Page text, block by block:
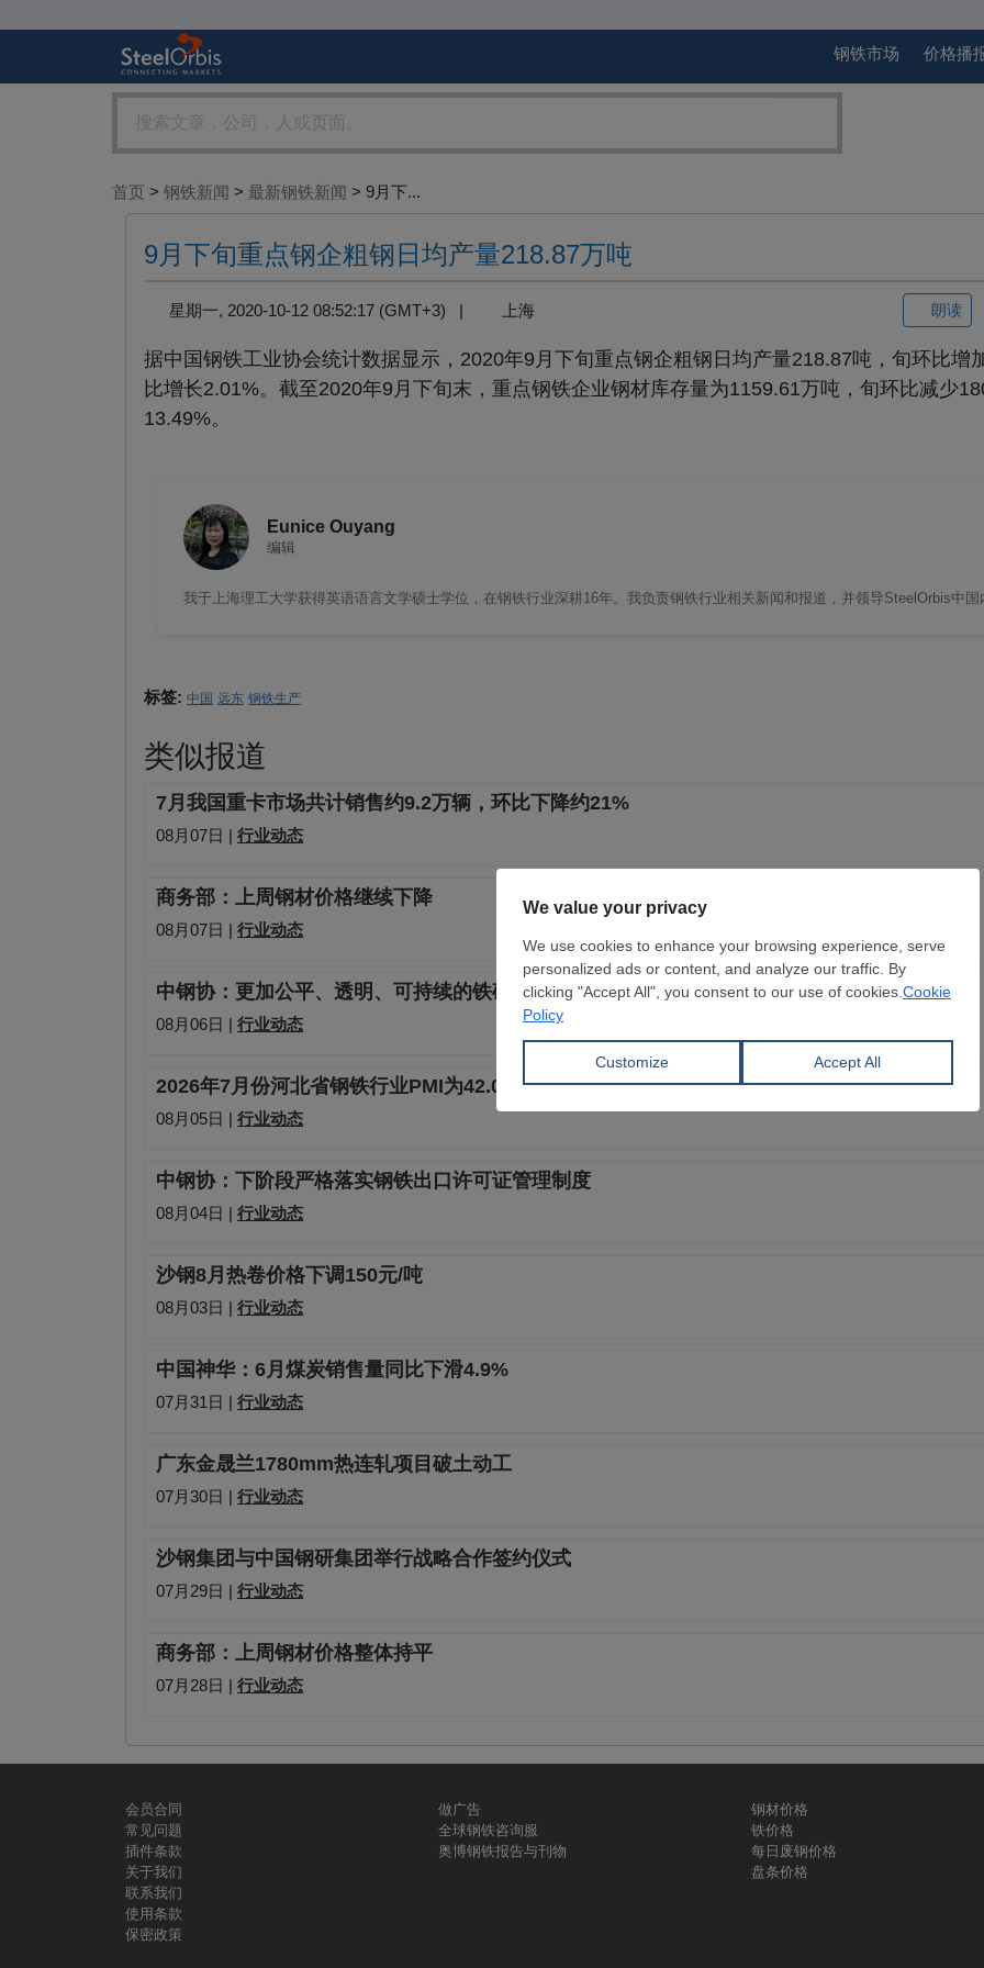
钢铁市场 价格播
首页 > 钢铁新闻 > 最新钢铁新闻 > 9月下...
9月下旬重点钢企粗钢日均产量218.87万吨
星期一, 2020-10-12 08:52:17 (GMT+3) | 上海 朗读
据中国钢铁工业协会统计数据显示，2020年9月下旬重点钢企粗钢日均产量218.87吨，旬环比增
比增长2.01%。截至2020年9月下旬末，重点钢铁企业钢材库存量为1159.61万吨，旬环比减少
13.49%。
Eunice Ouyang
编辑
我于上海理工大学获得英语语言文学硕士学位，在钢铁行业深耕16年。我负责钢铁行业相关新闻和报道，并领导SteelOrbis中国
标签: 中国 远东 钢铁生产
类似报道
7月我国重卡市场共计销售约9.2万辆，环比下降约21%
08月07日 | 行业动态
商务部：上周钢材价格继续下降
08月07日 | 行业动态
中钢协：更加公平、透明、可持续的铁矿石市场新秩序正逐步构建
08月06日 | 行业动态
2026年7月份河北省钢铁行业PMI为42.0% 处于荣枯线以下
08月05日 | 行业动态
中钢协：下阶段严格落实钢铁出口许可证管理制度
08月04日 | 行业动态
沙钢8月热卷价格下调150元/吨
08月03日 | 行业动态
中国神华：6月煤炭销售量同比下滑4.9%
07月31日 | 行业动态
广东金晟兰1780mm热连轧项目破土动工
07月30日 | 行业动态
沙钢集团与中国钢研集团举行战略合作签约仪式
07月29日 | 行业动态
商务部：上周钢材价格整体持平
07月28日 | 行业动态
会员合同
常见问题
插件条款
关于我们
联系我们
使用条款
保密政策
做广告
全球钢铁咨询服
奥博钢铁报告与刊物
钢材价格
铁价格
每日废钢价格
盘条价格